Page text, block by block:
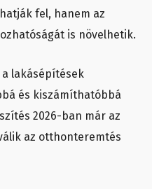
fel, hanem az
is növelhetik.
a lakásépítések
és kiszámíthatóbbá
2026-ban már az
az otthonteremtés